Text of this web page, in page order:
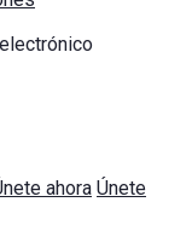
ahora Únete